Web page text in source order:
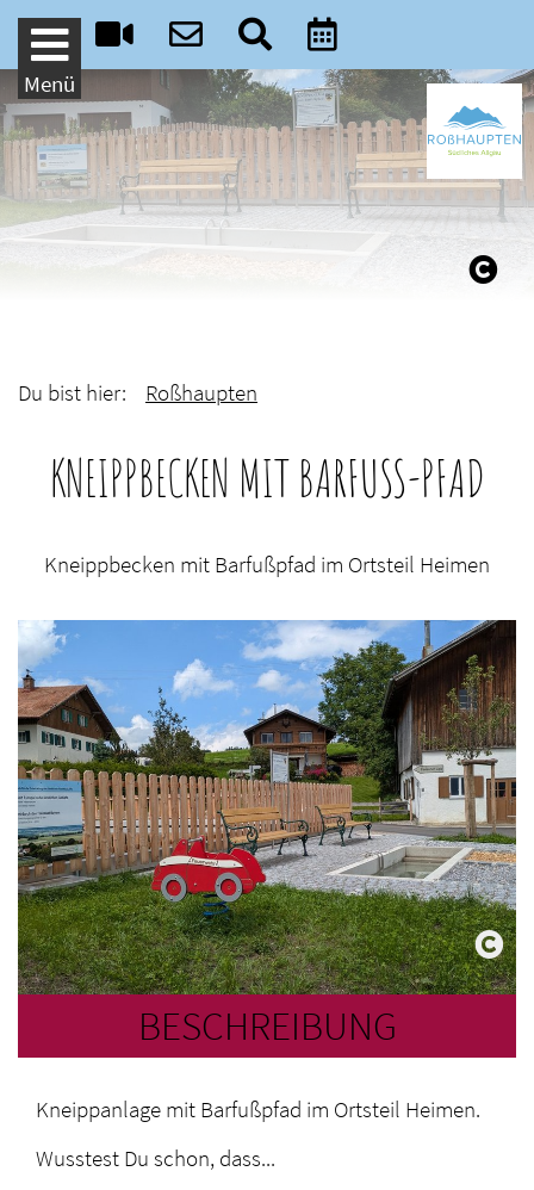
Weiter zum Inhalt
Menü
Du bist hier: Roßhaupten
KNEIPPBECKEN MIT BARFUSS-PFAD
Kneippbecken mit Barfußpfad im Ortsteil Heimen
BESCHREIBUNG
Kneippanlage mit Barfußpfad im Ortsteil Heimen.
Wusstest Du schon, dass...